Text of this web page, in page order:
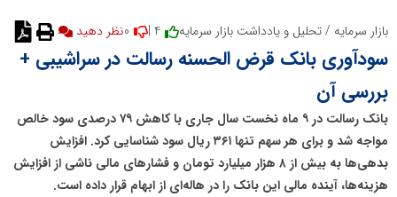
بازار سرمایه / تحلیل و یادداشت بازار سرمایه نظر دهید
سودآوری بانک قرض الحسنه رسالت در سراشیبی +
بررسی آن
بانک رسالت در ۹ ماه نخست سال جاری با کاهش ۷۹ درصدی سود خالص
مواجه شد و برای هر سهم تنها ۳۶۱ ریال سود شناسایی کرد. افزایش
بدهی‌ها به بیش از ۸ هزار میلیارد تومان و فشار‌های مالی ناشی از افزایش
هزینه‌ها، آینده مالی این بانک را در هاله‌ای از ابهام قرار داده است.